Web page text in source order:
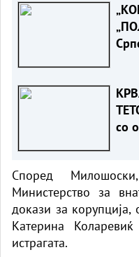
со
Според
Министерство за
докази за
Катерина
истрагата.